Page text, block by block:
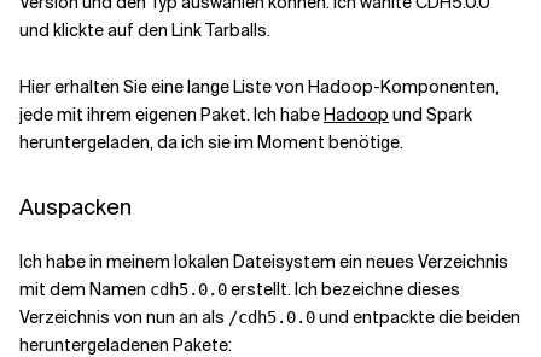
Verwandte Themen
und klickte auf den Link Tarballs.
Hier erhalten Sie eine lange Liste von Hadoop-Komponenten,
jede mit ihrem eigenen Paket. Ich habeHadoop und Spark
heruntergeladen, da ich sie im Moment benötige.
Auspacken
Ich habe in meinem lokalen Dateisystem ein neues Verzeichnis
mit dem Namen cdh5.0.0erstellt. Ich bezeichne dieses
Verzeichnis von nun an als /cdh5.0.0und entpackte die beiden
heruntergeladenen Pakete: